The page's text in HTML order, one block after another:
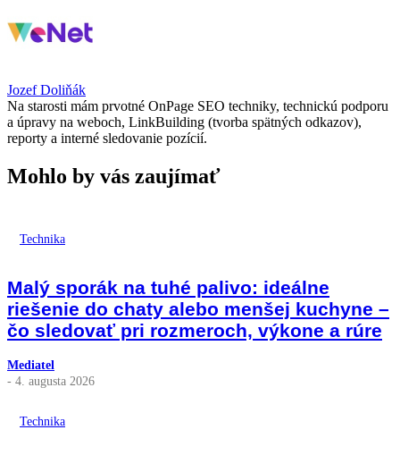
Jozef Doliňák
Na starosti mám prvotné OnPage SEO techniky, technickú podporu
a úpravy na weboch, LinkBuilding (tvorba spätných odkazov),
reporty a interné sledovanie pozícií.
Mohlo by vás zaujímať
Technika
Malý sporák na tuhé palivo: ideálne
riešenie do chaty alebo menšej kuchyne –
čo sledovať pri rozmeroch, výkone a rúre
Mediatel
- 4. augusta 2026
Technika